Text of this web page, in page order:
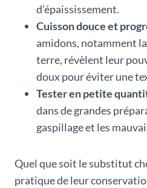
d’épaississement.
Cuisson douce et
amidons, notamment
terre, révèlent leur
doux pour éviter une
Tester en petite
dans de grandes
gaspillage et les
Quel que soit le substitut
pratique de leur